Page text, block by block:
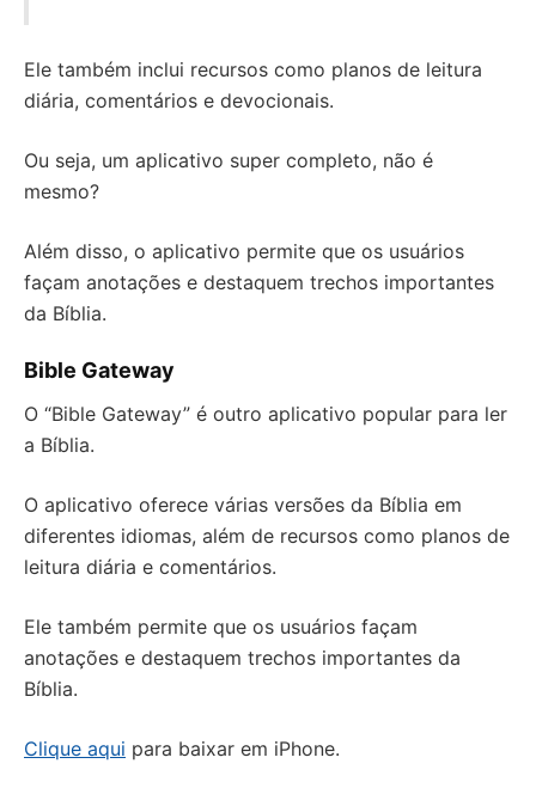
Ele também inclui recursos como planos de leitura
diária, comentários e devocionais.
Ou seja, um aplicativo super completo, não é
mesmo?
Além disso, o aplicativo permite que os usuários
façam anotações e destaquem trechos importantes
da Bíblia.
Bible Gateway
O “Bible Gateway” é outro aplicativo popular para ler
a Bíblia.
O aplicativo oferece várias versões da Bíblia em
diferentes idiomas, além de recursos como planos de
leitura diária e comentários.
Ele também permite que os usuários façam
anotações e destaquem trechos importantes da
Bíblia.
Clique aqui para baixar em iPhone.